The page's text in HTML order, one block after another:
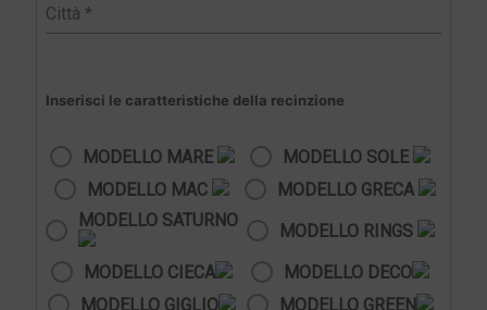
Inserisci le caratteristiche della recinzione
MODELLO MARE
MODELLO SOLE
MODELLO MAC
MODELLO GRECA
MODELLO SATURNO
MODELLO RINGS
MODELLO CIECA
MODELLO DECO
MODELLO GIGLIO
MODELLO GREEN